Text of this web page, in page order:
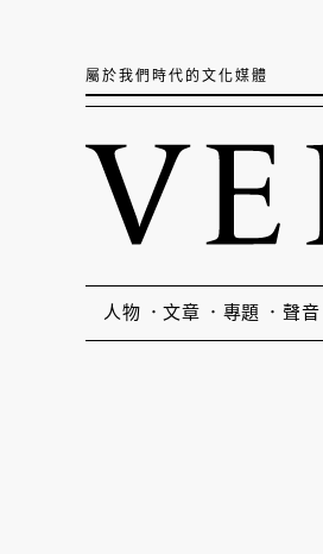
屬於我們時代的文化媒體
人物 文章 專題 聲音